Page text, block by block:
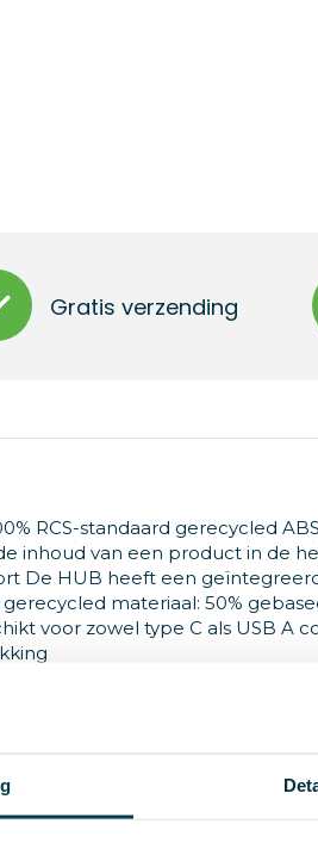
Gratis verzending
RCS-standaard gerecycled
inhoud van een product in de
De HUB heeft een
gerecycled materiaal: 50%
voor zowel type C als USB A